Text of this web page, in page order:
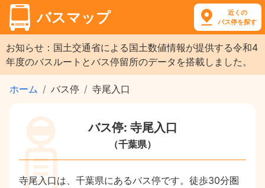
バスマップ
近くの
バス停を探す
お知らせ：国土交通省による国土数値情報が提供する令和4
年度のバスルートとバス停留所のデータを搭載しました。
ホーム バス停 寺尾入口
バス停: 寺尾入口
（千葉県）
寺尾入口は、千葉県にあるバス停です。徒歩30分圏